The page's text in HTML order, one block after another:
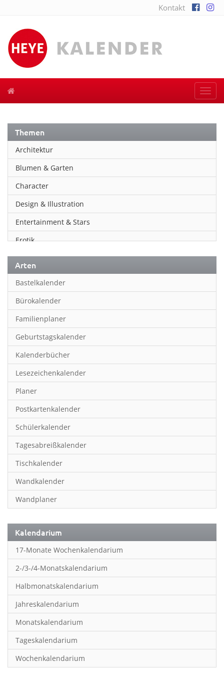
Kontakt
Themen
Architektur
Blumen & Garten
Character
Design & Illustration
Entertainment & Stars
Erotik
Essen & Trinken
Familienplaner
Fantasy
Film
Fotokunst
Frauen
Fußball
Geburtstagskalender
Hobby & Basteln
Humor & Cartoon
Inpiration & Entspannung
Inspiration & Entspannung
Inspiration & Spiritualität
Kinderkalender
Kunst
Länder & Städte
Landschaft & Natur
Lifestyle
Literatur
Manga & Animé
Neutrale Kalender
Partner- & Wandplaner
Planung & Organisation
Arten
Bastelkalender
Bürokalender
Familienplaner
Geburtstagskalender
Kalenderbücher
Lesezeichenkalender
Planer
Postkartenkalender
Schülerkalender
Tagesabreißkalender
Tischkalender
Wandkalender
Wandplaner
Kalendarium
17-Monate Wochenkalendarium
2-/3-/4-Monatskalendarium
Halbmonatskalendarium
Jahreskalendarium
Monatskalendarium
Tageskalendarium
Wochenkalendarium